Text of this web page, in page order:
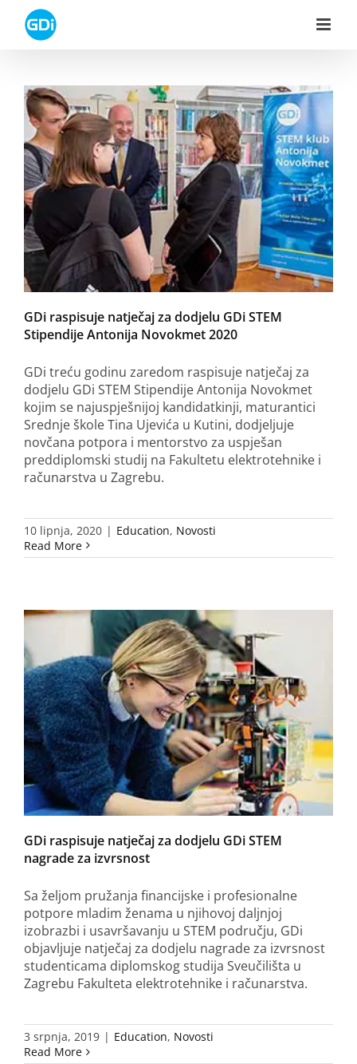
content
GDi raspisuje natječaj za dodjelu GDi STEM
Stipendije Antonija Novokmet 2020
GDi treću godinu zaredom raspisuje natječaj za
dodjelu GDi STEM Stipendije Antonija Novokmet
kojim se najuspješnijoj kandidatkinji, maturantici
Srednje škole Tina Ujevića u Kutini, dodjeljuje
novčana potpora i mentorstvo za uspješan
preddiplomski studij na Fakultetu elektrotehnike i
računarstva u Zagrebu.
10 lipnja, 2020 | Education, Novosti
Read More
GDi raspisuje natječaj za dodjelu GDi STEM
nagrade za izvrsnost
Sa željom pružanja financijske i profesionalne
potpore mladim ženama u njihovoj daljnjoj
izobrazbi i usavršavanju u STEM području, GDi
objavljuje natječaj za dodjelu nagrade za izvrsnost
studenticama diplomskog studija Sveučilišta u
Zagrebu Fakulteta elektrotehnike i računarstva.
3 srpnja, 2019 | Education, Novosti
Read More